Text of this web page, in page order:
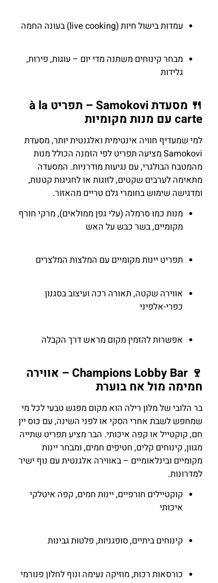
עמדות בישול חיות (live cooking) בעונה החמה
מבחר קינוחים משתנה מדי יום – עוגות, פירות,
גלידות
🍴 מסעדת Samokovi – תפריט à la
carte עם מנות מקומיות
למי שמעדיף חוויה אינטימית ואלגנטית יותר, מסעדת
Samokovi מציעה תפריט לפי הזמנה הכולל מנות
מהמטבח הבולגרי, עם נגיעות מודרניות. המסעדה
מתאימה לערבים שקטים, לזוגות או לחגיגות קטנות,
ומדגישה שימוש בחומרי גלם טריים מהאזור.
מנות כמו סרמלה (עלי גפן ממולאים), מרקי חורף
מקומיים, בשר כבש על האש
תפריט יינות מקומיים עם המלצות המלצרים
אווירה שקטה, תאורה רכה ועיצוב בסגנון
כפרי-אלפיני
אפשרות להזמין מקום מראש דרך הקבלה
🍷 Champions Lobby Bar – אווירה
חמימה מול אח בוערת
בר הלובי של מלון רילה הוא מקום מפגש טבעי לכל מי
שמחפש לשבת אחרי הסקי או לפני השינה, עם כוס יין
חם, קוקטייל או קפה איכותי. הבר מציע תפריט שתייה
מגוון, קינוחים קלים, חטיפים חמים, ומבחר יינות
מקומיים ובינלאומיים – באווירה אלגנטית עם נוף ישיר
למדרונות.
קוקטיילים חורפיים, יינות חמים, קפה איטלקי
איכותי
קינוחים ביתיים, סופגניות, פלטות גבינות
כורסאות רכות, מוזיקה נעימה ונוף לחלון פנורמי